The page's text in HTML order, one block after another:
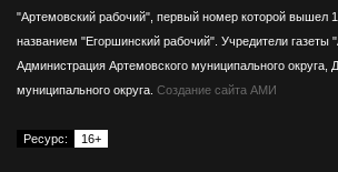
"Артемовский рабочий", первый номер которой вышел
названием "Егоршинский рабочий". Учредители газеты
Администрация Артемовского муниципального округа,
муниципального округа. Создание сайта АМИ
Ресурс: 16+